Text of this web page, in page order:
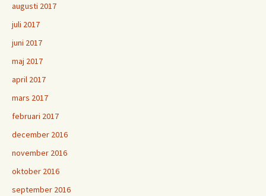
augusti 2017
juli 2017
juni 2017
maj 2017
april 2017
mars 2017
februari 2017
december 2016
november 2016
oktober 2016
september 2016